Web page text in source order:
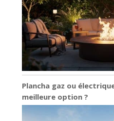
Plancha gaz ou
meilleure option ?